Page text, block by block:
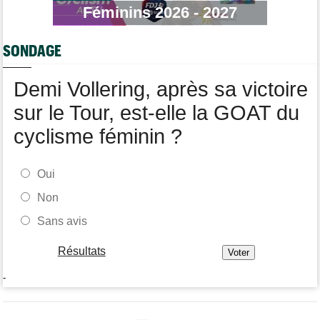
Cyclism’Actu cherche rédacteurs… les informations, c'est ici !
Route
Féminins 2026 - 2027
SONDAGE
Demi Vollering, après sa victoire
sur le Tour, est-elle la GOAT du
cyclisme féminin ?
Oui
Non
Sans avis
Résultats
-